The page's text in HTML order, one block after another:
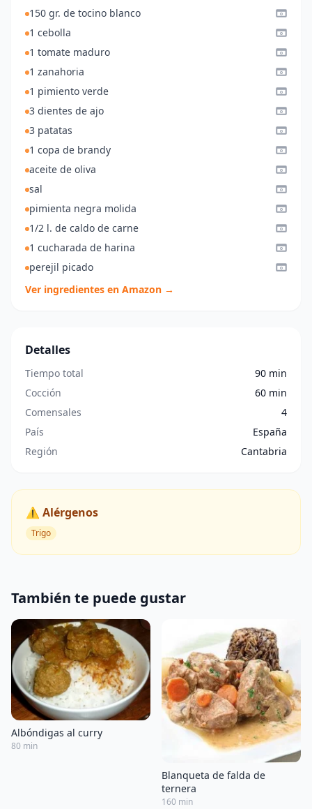
150 gr. de tocino blanco
1 cebolla
1 tomate maduro
1 zanahoria
1 pimiento verde
3 dientes de ajo
3 patatas
1 copa de brandy
aceite de oliva
sal
pimienta negra molida
1/2 l. de caldo de carne
1 cucharada de harina
perejil picado
Ver ingredientes en Amazon →
Detalles
Tiempo total
90 min
Cocción
60 min
Comensales
4
País
España
Región
Cantabria
⚠️ Alérgenos
Trigo
También te puede gustar
Albóndigas al curry
80 min
Blanqueta de falda de
ternera
160 min